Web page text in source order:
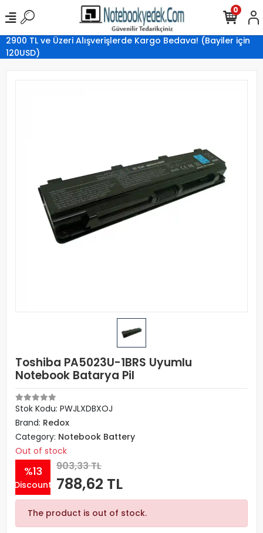
2900 TL ve Üzeri Alışverişlerde Kargo Bedava! (Bayiler için
120USD)
0
Toshiba PA5023U-1BRS Uyumlu
Notebook Batarya Pil
Stok Kodu: PWJLXDBXOJ
Brand: Redox
Category: Notebook Battery
Out of stock
%13
Discount
903,33 TL
788,62 TL
The product is out of stock.